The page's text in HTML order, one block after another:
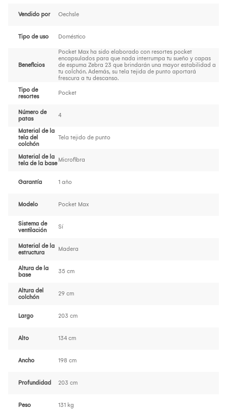
Vendido por Oechsle
Tipo de uso Doméstico
Beneficios
Pocket Max ha sido elaborado con resortes pocket
encapsulados para que nada interrumpa tu sueño y capas
de espuma Zebra 23 que brindarán una mayor estabilidad a
tu colchón. Además, su tela tejida de punto aportará
frescura a tu descanso.
Tipo de
resortes
Pocket
Número de
patas
4
Material de la
tela del
colchón
Tela tejido de punto
Material de la
tela de la base
Microfibra
Garantía 1 año
Modelo Pocket Max
Sistema de
ventilación
Sí
Material de la
estructura
Madera
Altura de la
base
35 cm
Altura del
colchón
29 cm
Largo 203 cm
Alto 134 cm
Ancho 198 cm
Profundidad 203 cm
Peso 131 kg